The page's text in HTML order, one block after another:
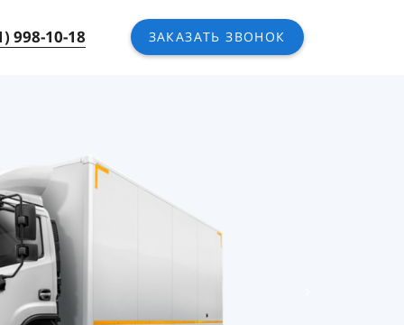
998-10-18 ЗАКАЗАТЬ ЗВОНОК